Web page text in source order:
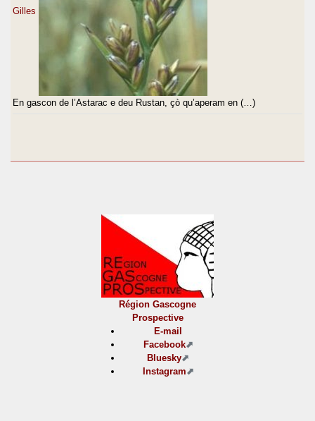
Gilles
En gascon de l’Astarac e deu Rustan, çò qu’aperam en (…)
Région Gascogne
Prospective
E-mail
Facebook
Bluesky
Instagram